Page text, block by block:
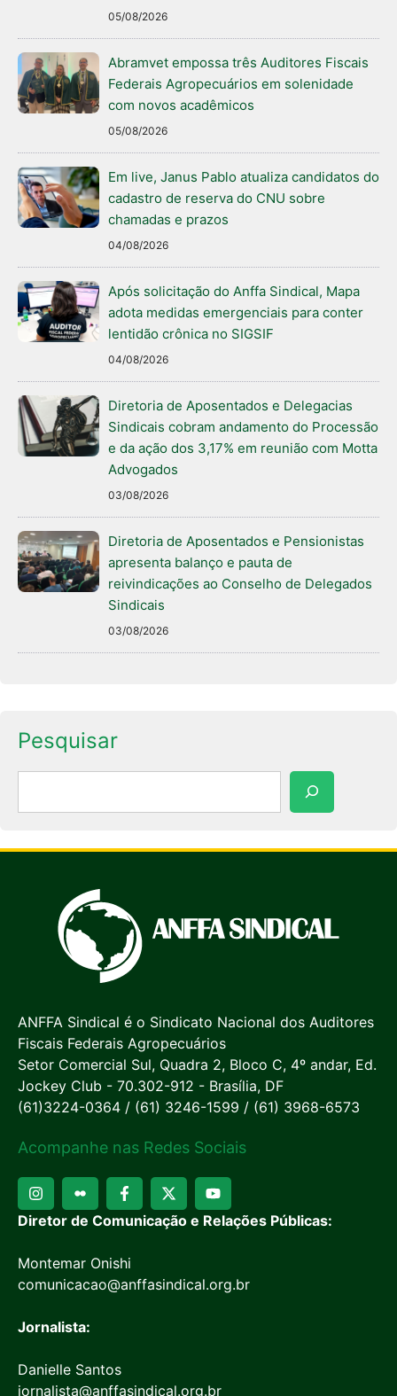
05/08/2026
Abramvet empossa três Auditores Fiscais
Federais Agropecuários em solenidade
com novos acadêmicos
05/08/2026
Em live, Janus Pablo atualiza candidatos do
cadastro de reserva do CNU sobre
chamadas e prazos
04/08/2026
Após solicitação do Anffa Sindical, Mapa
adota medidas emergenciais para conter
lentidão crônica no SIGSIF
04/08/2026
Diretoria de Aposentados e Delegacias
Sindicais cobram andamento do Processão
e da ação dos 3,17% em reunião com Motta
Advogados
03/08/2026
Diretoria de Aposentados e Pensionistas
apresenta balanço e pauta de
reivindicações ao Conselho de Delegados
Sindicais
03/08/2026
Pesquisar
ANFFA Sindical é o Sindicato Nacional dos Auditores
Fiscais Federais Agropecuários
Setor Comercial Sul, Quadra 2, Bloco C, 4º andar, Ed.
Jockey Club - 70.302-912 - Brasília, DF
(61)3224-0364 / (61) 3246-1599 / (61) 3968-6573
Acompanhe nas Redes Sociais
Diretor de Comunicação e Relações Públicas:
Montemar Onishi
comunicacao@anffasindical.org.br
Jornalista:
Danielle Santos
jornalista@anffasindical.org.br